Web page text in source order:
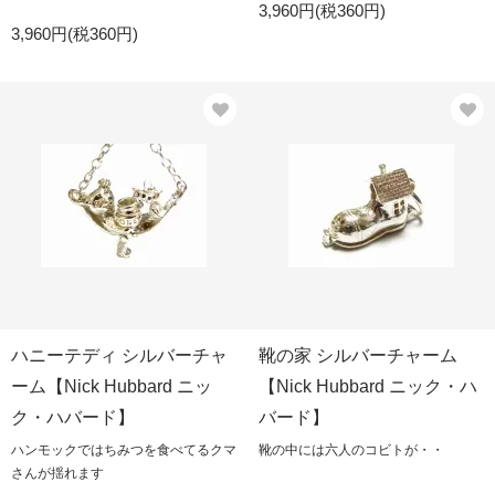
3,960円(税360円)
3,960円(税360円)
ハニーテディ シルバーチャ
ーム【Nick Hubbard ニッ
ク・ハバード】
ハンモックではちみつを食べてるクマ
さんが揺れます
靴の家 シルバーチャーム
【Nick Hubbard ニック・ハ
バード】
靴の中には六人のコビトが・・